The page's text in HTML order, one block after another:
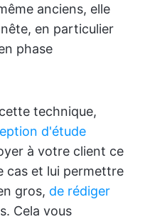
anciens, elle
en particulier
phase
technique,
d'étude
à votre client ce
cas et lui permettre
gros, de rédiger
Cela vous